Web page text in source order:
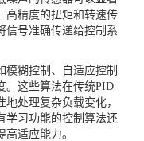
高精度的扭矩和转速传
信号准确传递给控制系
模糊控制、自适应控制
。这些算法在传统PID
处理复杂负载变化，
学习功能的控制算法还
适应能力。